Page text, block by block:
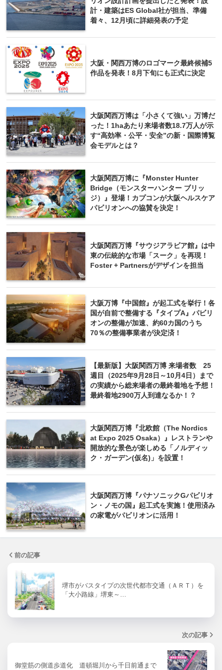
計・建築はES Global社が担当、準備
着々、12月頃に詳細発表の予定
大阪・関西万博のロゴマーク最終候補5
作品を発表！8月下旬にも正式に決定
大阪関西万博は「小さくて強い」万博だ
った！1haあたり来場者数18.7万人が示
す“高効率・公平・安全”の新・国際博覧
会モデルとは？
大阪関西万博に『Monster Hunter
Bridge（モンスターハンター ブリッ
ジ）』登場！カプコンが大阪ヘルスケア
パビリオンへの協賛を決定！
大阪関西万博『サウジアラビア館』は中
東の伝統的な市場「スーク」を再現！
Foster + Partnersがデザインを担当
大阪万博『中国館』が起工式を挙行！各
国が自前で整備する『タイプA』パビリ
オンの整備が加速、約60カ国のうち
70％の整備事業者が決定済！
【最新版】大阪関西万博 来場者数 25
週目（2025年9月28日～10月4日）まで
の実績から総来場者の最終着地を予想！
最終着地2900万人到達なるか！？
大阪関西万博『北欧館（The Nordics
at Expo 2025 Osaka）』レストランや
開放的な景色が楽しめる「ノルディッ
ク・ガーデン(仮名)」を設置！
大阪関西万博『パナソニックGパビリオ
ン・ノモの国』起工式を実施！使用済み
の家電がパビリオンに活用！
前の記事
堺市がバスタイプの次世代都市交通（ＡＲＴ）を
「大小路線」堺東～…
次の記事
御堂筋の側道歩道化 道頓堀川から千日前通まで